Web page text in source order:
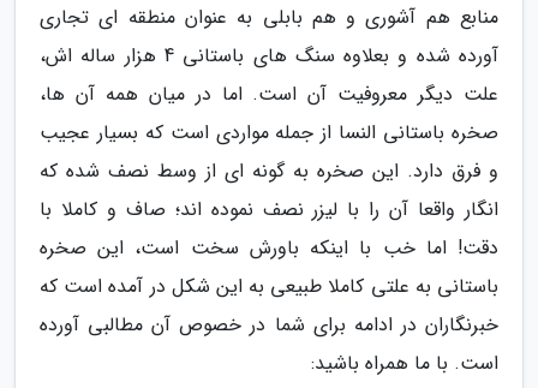
منابع هم آشوری و هم بابلی به عنوان منطقه ای تجاری
آورده شده و بعلاوه سنگ های باستانی 4 هزار ساله اش،
علت دیگر معروفیت آن است. اما در میان همه آن ها،
صخره باستانی النسا از جمله مواردی است که بسیار عجیب
و فرق دارد. این صخره به گونه ای از وسط نصف شده که
انگار واقعا آن را با لیزر نصف نموده اند؛ صاف و کاملا با
دقت! اما خب با اینکه باورش سخت است، این صخره
باستانی به علتی کاملا طبیعی به این شکل در آمده است که
خبرنگاران در ادامه برای شما در خصوص آن مطالبی آورده
است. با ما همراه باشید: